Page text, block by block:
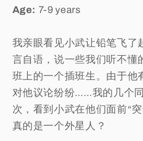
Age: 7-9 years
我亲眼看见小武让铅笔飞
言自语，说一些我们听不懂
班上的一个插班生。由于他
对他议论纷纷……我的几个
次，看到小武在他们面前“
真的是一个外星人？